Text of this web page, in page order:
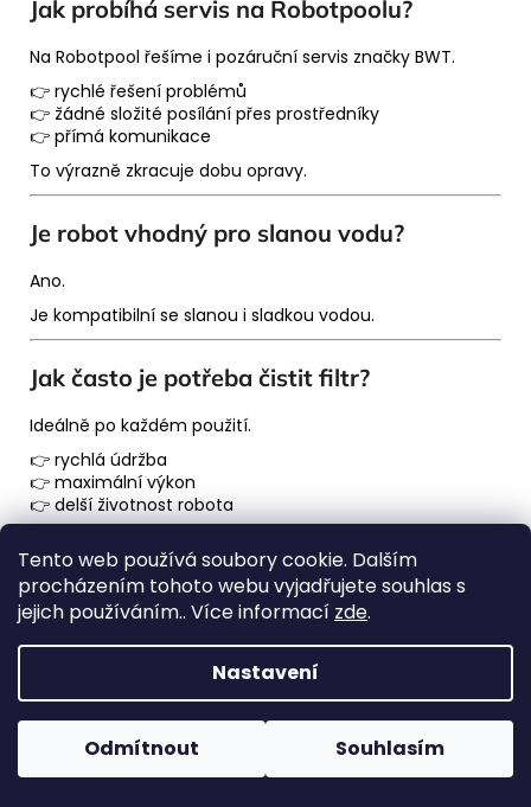
Tento web používá soubory cookie. Dalším
procházením tohoto webu vyjadřujete souhlas s
jejich používáním.. Více informací zde.
Nastavení
Odmítnout Souhlasím
Jak probíhá servis na Robotpoolu?
Na Robotpool řešíme i pozáruční servis značky BWT.
👉 rychlé řešení problémů
👉 žádné složité posílání přes prostředníky
👉 přímá komunikace
To výrazně zkracuje dobu opravy.
Je robot vhodný pro slanou vodu?
Ano.
Je kompatibilní se slanou i sladkou vodou.
Jak často je potřeba čistit filtr?
Ideálně po každém použití.
👉 rychlá údržba
👉 maximální výkon
👉 delší životnost robota
Rychlé shrnutí
Pokud chceš:
👉 silný bezdrátový robot
👉 dlouhou výdrž baterie
👉 skutečně funkční duální filtr
👉 výkon pro větší bazény
pak je BWT F1 Sonic Pro jedna z nejzajímavějších voleb na
trhu.